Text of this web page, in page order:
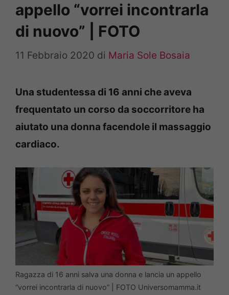
appello “vorrei incontrarla
di nuovo” | FOTO
11 Febbraio 2020 di Maria Sole Bosaia
Una studentessa di 16 anni che aveva
frequentato un corso da soccorritore ha
aiutato una donna facendole il massaggio
cardiaco.
Ragazza di 16 anni salva una donna e lancia un appello
“vorrei incontrarla di nuovo” | FOTO Universomamma.it